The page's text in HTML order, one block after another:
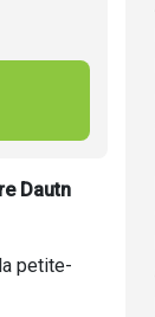
Dautn
petite-